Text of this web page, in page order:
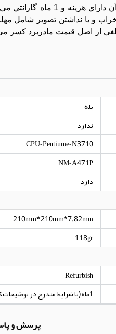
دستگاه بايد بسته تحويل
و یا نداشتن تصویر شامل
از اصل قیمت مادربرد کسر
بله
ندارد
CPU-Pentiume-N3710
NM-A471P
دارد
210mm*210mm*7.82mm
118gr
Refurbish
1ماه (با شرایط مندرج در توضیحات کالا)
پرسش و